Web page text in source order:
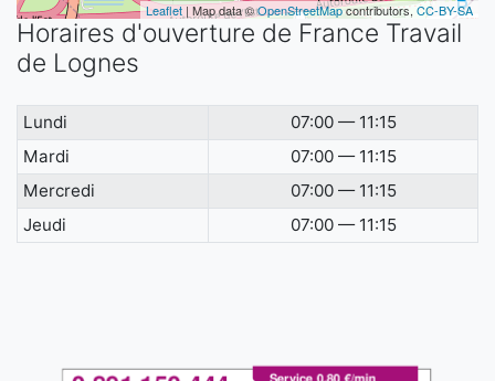
Leaflet| Map data ©OpenStreetMapcontributors,CC-BY-SA
Horaires d'ouverture de France Travail
de Lognes
Lundi
07:00 — 11:15
Mardi
07:00 — 11:15
Mercredi
07:00 — 11:15
Jeudi
07:00 — 11:15